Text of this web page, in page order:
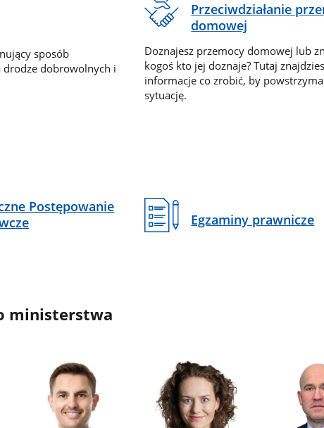
sposób
drodze dobrowolnych i
Przeciwdziałanie
domowej
Doznajesz przemocy domowej lub
kogoś kto jej doznaje? Tutaj
informacje co zrobić, by
sytuację.
Postępowanie
Egzaminy prawnicze
ministerstwa